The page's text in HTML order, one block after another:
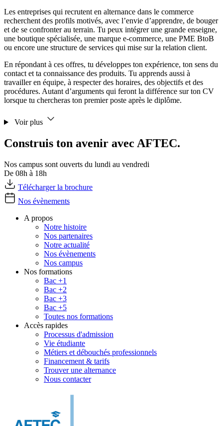
Les entreprises qui recrutent en alternance dans le commerce
recherchent des profils motivés, avec l’envie d’apprendre, de bouger
et de se confronter au terrain. Tu peux intégrer une grande enseigne,
une boutique spécialisée, une marque e-commerce, une PME BtoB
ou encore une structure de services qui mise sur la relation client.
En répondant à ces offres, tu développes ton expérience, ton sens du
contact et ta connaissance des produits. Tu apprends aussi à
travailler en équipe, à respecter des horaires, des objectifs et des
procédures. Autant d’arguments qui feront la différence sur ton CV
lorsque tu chercheras ton premier poste après le diplôme.
Voir plus
Construis ton avenir avec AFTEC.
Nos campus sont ouverts du lundi au vendredi
De 08h à 18h
Télécharger la brochure
Nos évènements
A propos
Notre histoire
Nos partenaires
Notre actualité
Nos évènements
Nos campus
Nos formations
Bac +1
Bac +2
Bac +3
Bac +5
Toutes nos formations
Accès rapides
Processus d'admission
Vie étudiante
Métiers et débouchés professionnels
Financement & tarifs
Trouver une alternance
Nous contacter